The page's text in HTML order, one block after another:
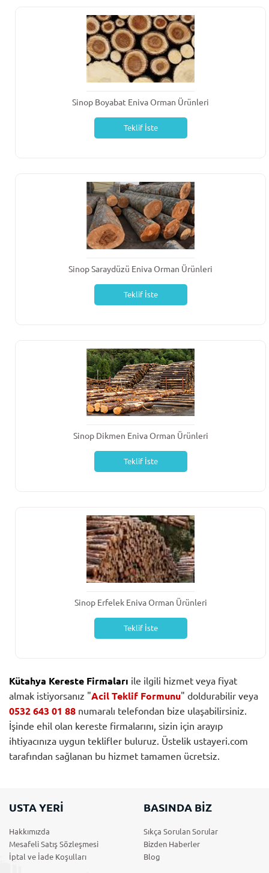
Sinop Boyabat Eniva Orman Ürünleri
Teklif İste
Sinop Saraydüzü Eniva Orman Ürünleri
Teklif İste
Sinop Dikmen Eniva Orman Ürünleri
Teklif İste
Sinop Erfelek Eniva Orman Ürünleri
Teklif İste
Kütahya Kereste Firmaları ile ilgili hizmet veya fiyat
almak istiyorsanız "Acil Teklif Formunu" doldurabilir veya
0532 643 01 88 numaralı telefondan bize ulaşabilirsiniz.
İşinde ehil olan kereste firmalarını, sizin için arayıp
ihtiyacınıza uygun teklifler buluruz. Üstelik ustayeri.com
tarafından sağlanan bu hizmet tamamen ücretsiz.
USTA YERİ
Hakkımızda
Mesafeli Satış Sözleşmesi
İptal ve İade Koşulları
BASINDA BİZ
Sıkça Sorulan Sorular
Bizden Haberler
Blog